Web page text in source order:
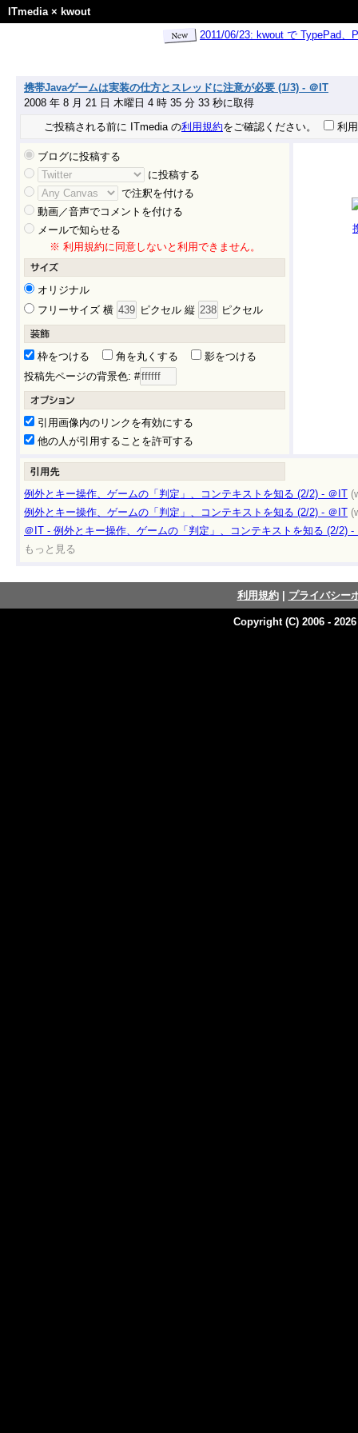
ITmedia× kwout
2011/06/23: kwout で TypePad
携帯Javaゲームは実装の仕方とスレッドに注意が必要 (1/3) - ＠IT
2008 年 8 月 21 日 木曜日 4 時 35 分 33 秒に取得
ご投稿される前に ITmedia の利用規約をご確認ください。 利
ブログに投稿する
に投稿する
で注釈を付ける
動画／音声でコメントを付ける
メールで知らせる
※ 利用規約に同意しないと利用できません。
オリジナル
フリーサイズ 横
ピクセル 縦 ピクセル
枠をつける 角を丸くする
影をつける
投稿先ページの背景色: #
引用画像内のリンクを有効にする
他の人が引用することを許可する
例外とキー操作、ゲームの「判定」、コンテキストを知る (2/2) - ＠IT
例外とキー操作、ゲームの「判定」、コンテキストを知る (2/2) - ＠IT
＠IT - 例外とキー操作、ゲームの「判定」、コンテキストを知る (2/2)
もっと見る
利用規約| プライバシー
Copyright (C) 2006 -